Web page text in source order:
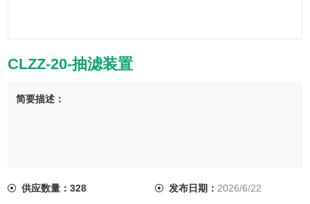
CLZZ-20-抽滤装置
简要描述：
供应数量：328 发布日期： 2026/6/22